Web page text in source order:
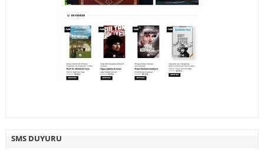
SMS DUYURU